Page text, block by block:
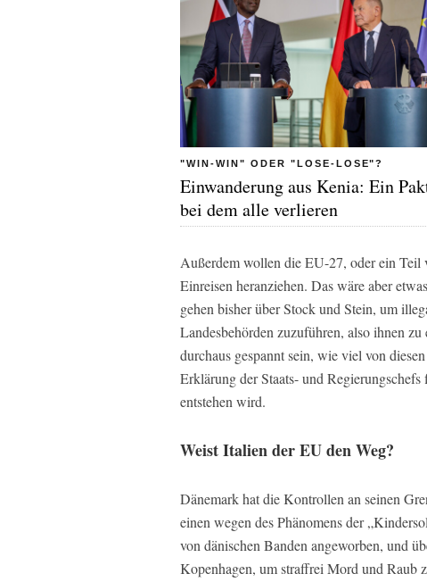
"WIN-WIN" ODER "LOSE-LOSE"?
Einwanderung aus Kenia: Ein
bei dem alle verlieren
Außerdem wollen die EU-27, oder ein
Einreisen heranziehen. Das wäre aber
gehen bisher über Stock und Stein, um
Landesbehörden zuzuführen, also ihnen
durchaus gespannt sein, wie viel von
Erklärung der Staats- und
entstehen wird.
Weist Italien der EU den Weg?
Dänemark hat die Kontrollen an seinen
einen wegen des Phänomens der
von dänischen Banden angeworben, und
Kopenhagen, um straffrei Mord und Raub